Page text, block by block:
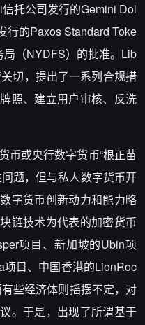
托公司发行的Gemini Dol
行的Paxos Standard Toke
（NYDFS）的批准。Lib
切，提出了一系列合规措
照、建立用户审核、反洗
币或央行数字货币“根正苗
题，但与私人数字货币开
字货币创新动力和能力略
链技术为代表的加密货币
项目、新加坡的Ubin项
目、中国香港的LionRoc
些经济体则摇摆不定，对
。于是，出现了所谓基于